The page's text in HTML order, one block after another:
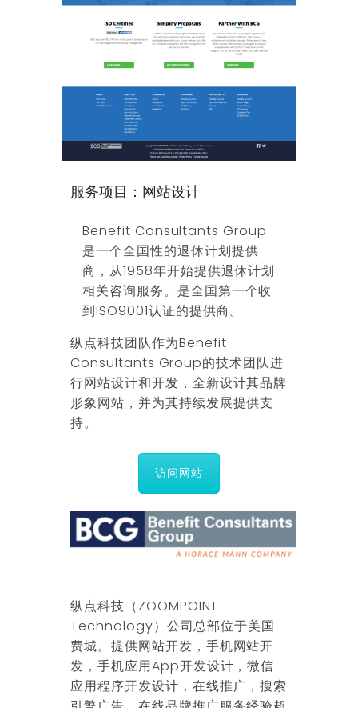
服务项目：网站设计
Benefit Consultants Group
是一个全国性的退休计划提供
商，从1958年开始提供退休计划
相关咨询服务。是全国第一个收
到ISO9001认证的提供商。
纵点科技团队作为Benefit
Consultants Group的技术团队进
行网站设计和开发，全新设计其品牌
形象网站，并为其持续发展提供支
持。
访问网站
纵点科技（ZOOMPOINT
Technology）公司总部位于美国
费城。提供网站开发，手机网站开
发，手机应用App开发设计，微信
应用程序开发设计，在线推广，搜索